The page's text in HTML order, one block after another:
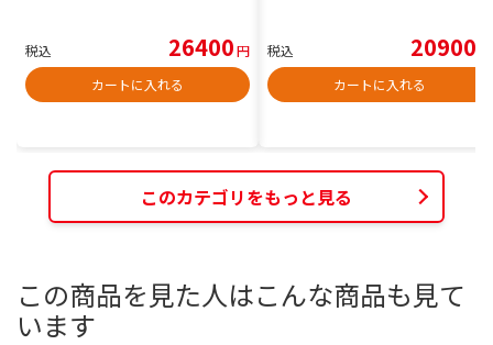
税込 26400円
カートに入れる
税込 20900
カートに入れる
このカテゴリをもっと見る
この商品を見た人はこんな商品も見て
います